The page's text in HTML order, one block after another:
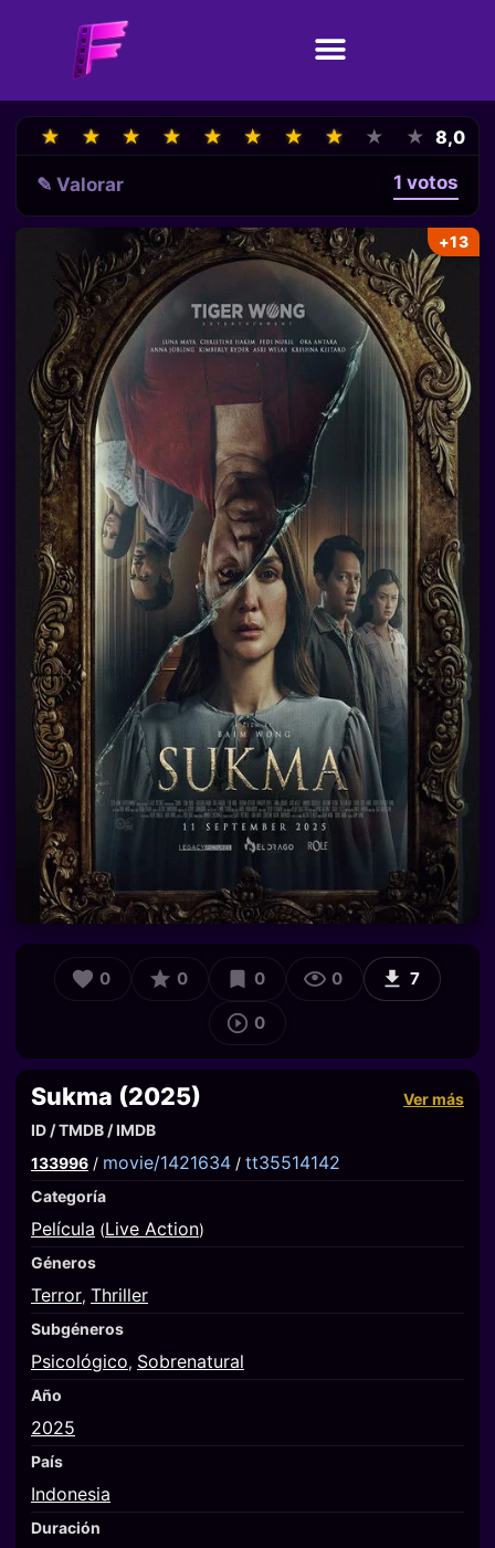
★
★ ★
★ ★
★ ★
★ ★
★ ★
★ ★
★ ★
★ ★
★ ★
★ 8,0
✎ Valorar 1 votos
+13
0 0 0 0 7
0
Sukma (2025)
Ver más
ID / TMDB / IMDB
133996 / movie/1421634 / tt35514142
Categoría
Película (Live Action)
Géneros
Terror, Thriller
Subgéneros
Psicológico, Sobrenatural
Año
2025
País
Indonesia
Duración